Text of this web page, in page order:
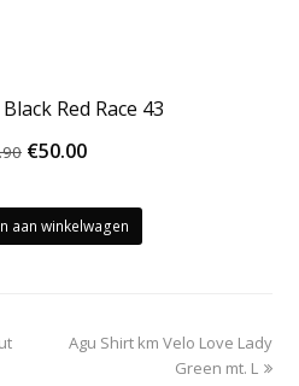
Red Race 43
Oorspronkelijke
was:
€99.90.
€50.00Huidige
is:
€50.00.
aan winkelwagen
next
Agu Shirt km Velo Love Lady
Green mt. L